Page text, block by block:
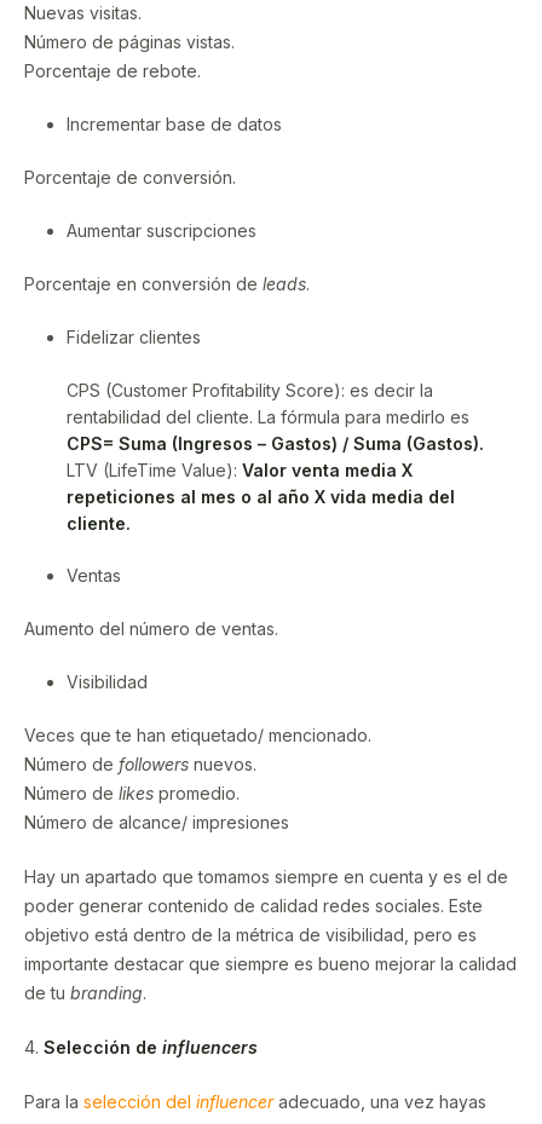
Nuevas visitas.
Número de páginas vistas.
Porcentaje de rebote.
Incrementar base de datos
Porcentaje de conversión.
Aumentar suscripciones
Porcentaje en conversión de leads.
Fidelizar clientes
CPS (Customer Profitability Score): es decir la
rentabilidad del cliente. La fórmula para medirlo es
CPS= Suma (Ingresos – Gastos) / Suma (Gastos).
LTV (LifeTime Value): Valor venta media X
repeticiones al mes o al año X vida media del
cliente.
Ventas
Aumento del número de ventas.
Visibilidad
Veces que te han etiquetado/ mencionado.
Número de followers nuevos.
Número de likes promedio.
Número de alcance/ impresiones
Hay un apartado que tomamos siempre en cuenta y es el de
poder generar contenido de calidad redes sociales. Este
objetivo está dentro de la métrica de visibilidad, pero es
importante destacar que siempre es bueno mejorar la calidad
de tu branding.
4. Selección de influencers
Para la selección del influencer adecuado, una vez hayas